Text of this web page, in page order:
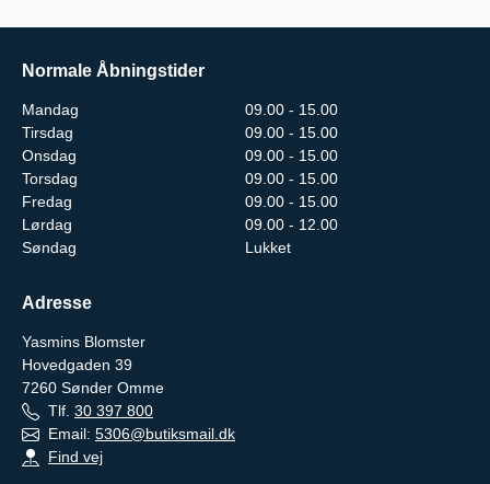
Normale Åbningstider
Mandag
09.00 - 15.00
Tirsdag
09.00 - 15.00
Onsdag
09.00 - 15.00
Torsdag
09.00 - 15.00
Fredag
09.00 - 15.00
Lørdag
09.00 - 12.00
Søndag
Lukket
Adresse
Yasmins Blomster
Hovedgaden 39
7260 Sønder Omme
Tlf. 30 397 800
Email: 5306@butiksmail.dk
Find vej